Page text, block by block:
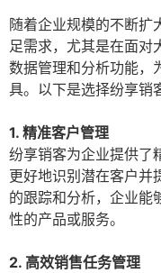
随着企业规模的不断扩
足需求，尤其是在面对
数据管理和分析功能，
具。以下是选择纷享销
1. 精准客户管理
纷享销客为企业提供了
更好地识别潜在客户并
的跟踪和分析，企业能
性的产品或服务。
2. 高效销售任务管理